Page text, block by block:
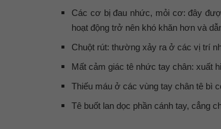
Các cơ bị đau nhức, mỏi cơ: đây
hoạt động trở nên khó khăn hơn và
Chuột rút: thường xảy ra ở các vị trí
Mất cảm giác tê nhức tay chân: xuất
Thiếu máu ở các vùng tay chân tê bì
Tê buốt lan dọc phần cánh tay, cẳng